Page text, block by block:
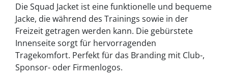
Die Squad Jacket ist eine funktionelle und bequeme
Jacke, die während des Trainings sowie in der
Freizeit getragen werden kann. Die gebürstete
Innenseite sorgt für hervorragenden
Tragekomfort. Perfekt für das Branding mit Club-,
Sponsor- oder Firmenlogos.